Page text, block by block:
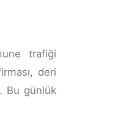
trafiği
deri
Bu günlük